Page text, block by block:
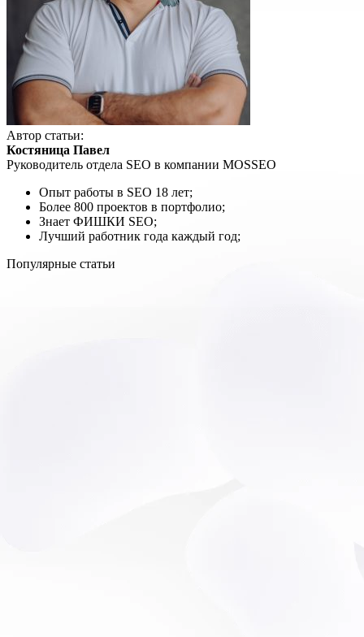
Автор статьи:
Костяница Павел
Руководитель отдела SEO в компании MOSSEO
Опыт работы в SEO 18 лет;
Более 800 проектов в портфолио;
Знает ФИШКИ SEO;
Лучший работник года каждый год;
Популярные статьи